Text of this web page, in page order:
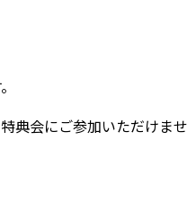
典会にご参加いただけませ